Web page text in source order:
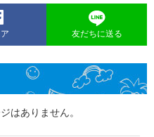
友だちに送る
はありません。